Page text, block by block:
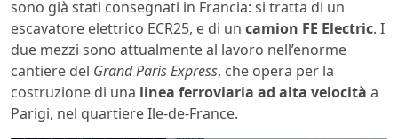
sono già stati consegnati in Francia: si tratta di un
escavatore elettrico ECR25, e di un camion FE Electric. I
due mezzi sono attualmente al lavoro nell’enorme
cantiere del Grand Paris Express, che opera per la
costruzione di una linea ferroviaria ad alta velocità a
Parigi, nel quartiere Ile-de-France.